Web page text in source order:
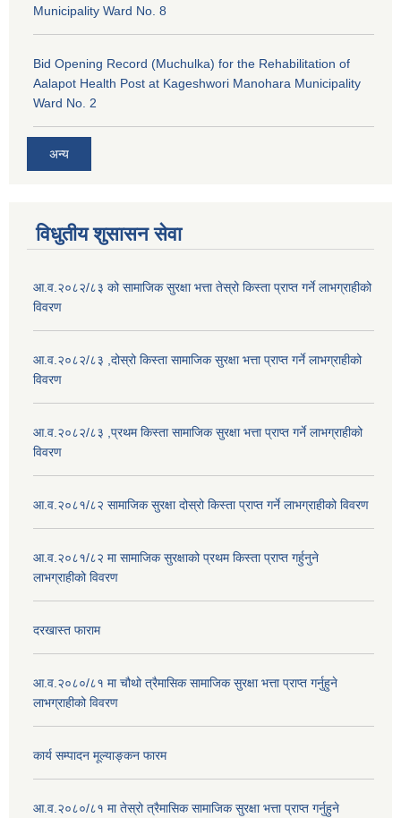
Municipality Ward No. 8
Bid Opening Record (Muchulka) for the Rehabilitation of
Aalapot Health Post at Kageshwori Manohara Municipality
Ward No. 2
अन्य
विधुतीय शुसासन सेवा
आ.व.२०८२/८३ को सामाजिक सुरक्षा भत्ता तेस्रो किस्ता प्राप्त गर्ने लाभग्राहीको
विवरण
आ.व.२०८२/८३ ,दोस्रो किस्ता सामाजिक सुरक्षा भत्ता प्राप्त गर्ने लाभग्राहीको
विवरण
आ.व.२०८२/८३ ,प्रथम किस्ता सामाजिक सुरक्षा भत्ता प्राप्त गर्ने लाभग्राहीको
विवरण
आ.व.२०८१/८२ सामाजिक सुरक्षा दोस्रो किस्ता प्राप्त गर्ने लाभग्राहीको विवरण
आ.व.२०८१/८२ मा सामाजिक सुरक्षाको प्रथम किस्ता प्राप्त गर्हुनुने
लाभग्राहीको विवरण
दरखास्त फाराम
आ.व.२०८०/८१ मा चौथो त्रैमासिक सामाजिक सुरक्षा भत्ता प्राप्त गर्नुहुने
लाभग्राहीको विवरण
कार्य सम्पादन मूल्याङ्कन फारम
आ.व.२०८०/८१ मा तेस्रो त्रैमासिक सामाजिक सुरक्षा भत्ता प्राप्त गर्नुहुने